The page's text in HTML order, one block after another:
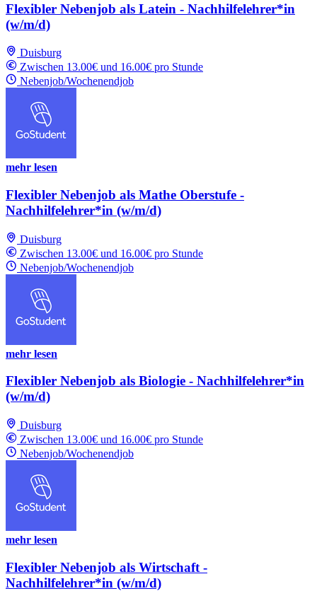
Flexibler Nebenjob als Latein - Nachhilfelehrer*in
(w/m/d)
Duisburg
Zwischen 13.00€ und 16.00€ pro Stunde
Nebenjob/Wochenendjob
mehr lesen
Flexibler Nebenjob als Mathe Oberstufe -
Nachhilfelehrer*in (w/m/d)
Duisburg
Zwischen 13.00€ und 16.00€ pro Stunde
Nebenjob/Wochenendjob
mehr lesen
Flexibler Nebenjob als Biologie - Nachhilfelehrer*in
(w/m/d)
Duisburg
Zwischen 13.00€ und 16.00€ pro Stunde
Nebenjob/Wochenendjob
mehr lesen
Flexibler Nebenjob als Wirtschaft -
Nachhilfelehrer*in (w/m/d)